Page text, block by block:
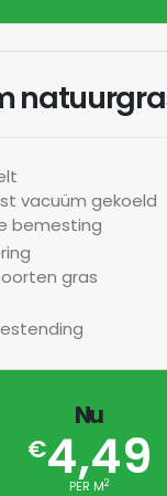
vacuüm gekoeld
bemesting
gras
Nu
€4,49
PER M2